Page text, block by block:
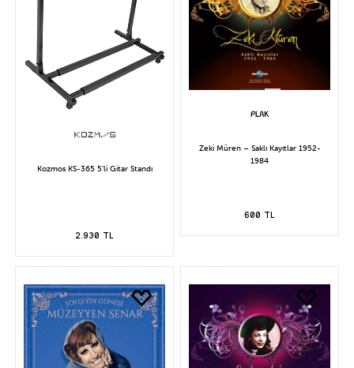
Kozmos KS-365 5'li Gitar Standı
2.930 TL
Zeki Müren – Saklı Kayıtlar 1952-
1984
600 TL